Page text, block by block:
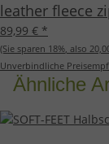
leather fleece
89,99 € *
(Sie sparen 18%, also
Unverbindliche
Ähnliche